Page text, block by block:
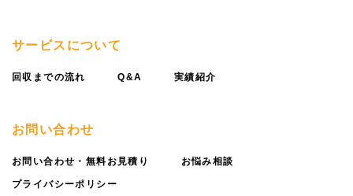
サービスについて
回収までの流れ Q&A 実績紹介
お問い合わせ
お問い合わせ・無料お見積り お悩み相談
プライバシーポリシー